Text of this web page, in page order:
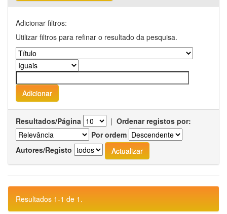
Adicionar filtros:
Utilizar filtros para refinar o resultado da pesquisa.
Resultados/Página | Ordenar registos por:
Por ordem
Autores/Registo
Resultados 1-1 de 1.